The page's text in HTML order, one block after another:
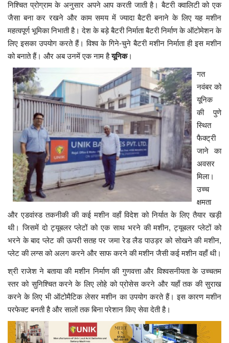
निश्चित प्रोग्राम के अनुसार अपने आप करती जाती है। बैटरी क्वालिटी को एक
जैसा बना कर रखने और काम समय में ज्यादा बैटरी बनाने के लिए यह मशीन
महत्वपूर्ण भूमिका निभाती है। देश के बड़े बैटरी निर्माता बैटरी निर्माण के ऑटोमेशन के
लिए इसका उपयोग करते हैं। विश्व के गिने-चुने बैटरी मशीन निर्माता ही इस मशीन
को बनाते हैं। और अब उनमें एक नाम हैयूनिक।
गत
नवंबर को
यूनिक
की पुणे
स्थित
फैक्ट्री
जाने का
अवसर
मिला।
उच्च
क्षमता
और एडवांस्ड तकनीकी की कई मशीन वहाँ विदेश को निर्यात के लिए तैयार खड़ी
थी। जिसमें दो ट्यूबलर प्लेटों को एक साथ भरने की मशीन, ट्यूबलर प्लेटों को
भरने के बाद प्लेट की ऊपरी सतह पर जमा रेड लैड पाउड़र को सोखने की मशीन,
प्लेट की लग्स को अलग करने और साफ करने की मशीन जैसी कई मशीन वहाँ थी।
श्री राजेश ने बताया की मशीन निर्माण की गुणवत्ता और विश्वसनीयता के उच्चतम
स्तर को सुनिश्चित करने के लिए लोहे को प्रोसेस करने और यहाँ तक की सुराख
करने के लिए भी ऑटोमैटिक लेसर मशीन का उपयोग करते हैं। इस कारण मशीन
परफेक्ट बनती है और सालों तक बिना परेशान किए सेवा देती है।